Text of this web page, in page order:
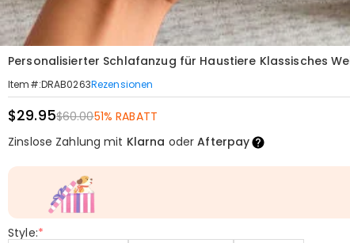
Personalisierter Schlafanzug für Haustiere Klassisches
Item#:DRAB0263Rezensionen
$29.95$60.0051% RABATT
Zinslose Zahlung mit Klarna oderAfterpay
Style:*